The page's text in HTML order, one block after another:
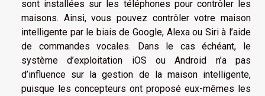
sont installées sur les téléphones pour contrôler les
maisons. Ainsi, vous pouvez contrôler votre maison
intelligente par le biais de Google, Alexa ou Siri à l’aide
de commandes vocales. Dans le cas échéant, le
système d’exploitation iOS ou Android n’a pas
d’influence sur la gestion de la maison intelligente,
puisque les concepteurs ont proposé eux-mêmes les